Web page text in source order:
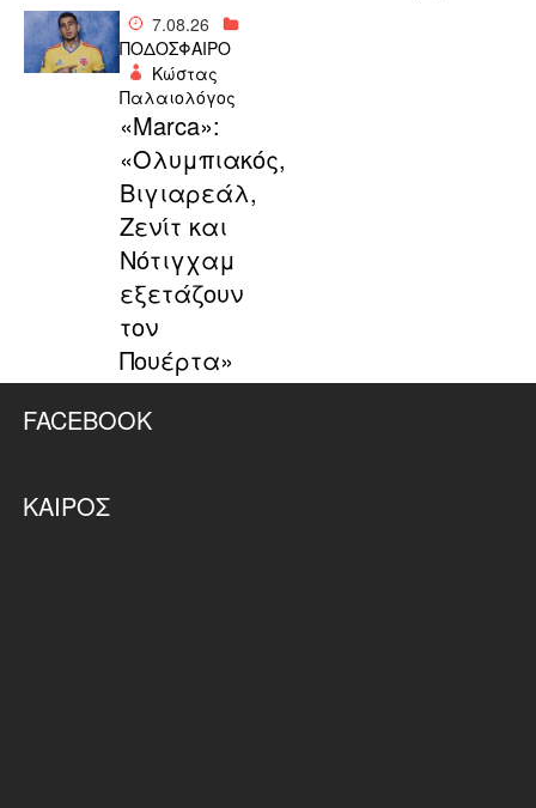
7.08.26
ΠΟΔΟΣΦΑΙΡΟ
Κώστας
Παλαιολόγος
«Μarca»:
«Ολυμπιακός,
Βιγιαρεάλ,
Ζενίτ και
Νότιγχαμ
εξετάζουν
τον
Πουέρτα»
FACEBOOK
ΚΑΙΡΌΣ